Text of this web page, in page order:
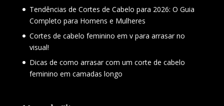
Tendências de Cortes de Cabelo para 2026: O Guia
Completo para Homens e Mulheres
Cortes de cabelo feminino em v para arrasar no
visual!
Dicas de como arrasar com um corte de cabelo
feminino em camadas longo